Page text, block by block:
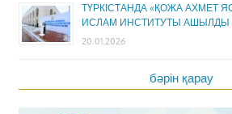
ТҮРКІСТАНДА «ҚОЖА АХМЕТ
ИСЛАМ ИНСТИТУТЫ АШЫЛДЫ
20.01.2026
бәрін қарау